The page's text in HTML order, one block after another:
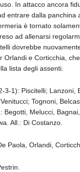
In attacco ancora
entrare dalla panchina
è tornato
ad allenarsi
dovrebbe
Orlandi e Corticchia,
lista degli assenti.
3-1): Piscitelli; Lanzoni,
Tognoni,
Begotti, Melucci,
All.: Di Costanzo.
Paola, Orlandi,